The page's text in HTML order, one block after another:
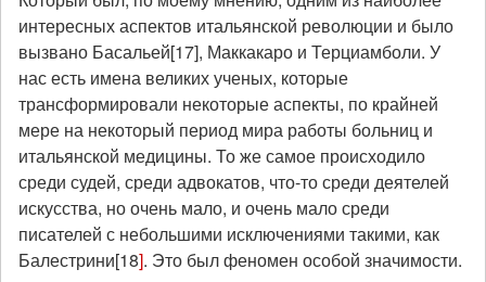
интересных аспектов итальянской революции и было
вызвано Басальей[17], Маккакаро и Терциамболи. У
нас есть имена великих ученых, которые
трансформировали некоторые аспекты, по крайней
мере на некоторый период мира работы больниц и
итальянской медицины. То же самое происходило
среди судей, среди адвокатов, что-то среди деятелей
искусства, но очень мало, и очень мало среди
писателей с небольшими исключениями такими, как
Балестрини[18]. Это был феномен особой значимости.